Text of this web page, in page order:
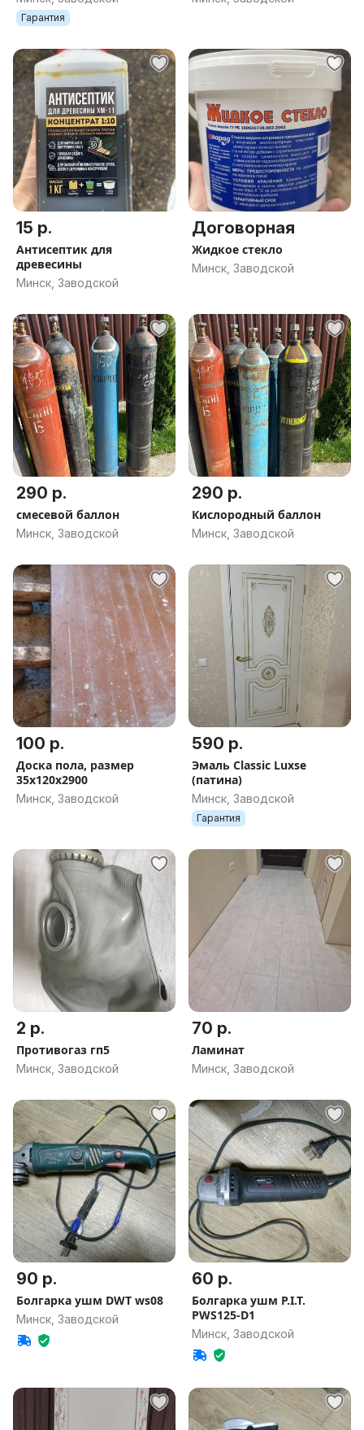
комплект
Гарантия
15 р.
Антисептик для
древесины
Минск, Заводской
Договорная
Жидкое стекло
Минск, Заводской
290 р.
смесевой баллон
Минск, Заводской
290 р.
Кислородный баллон
Минск, Заводской
100 р.
Доска пола, размер
35х120х2900
Минск, Заводской
590 р.
Эмаль Classic Luxse
(патина)
Минск, Заводской
Гарантия
2 р.
Противогаз гп5
Минск, Заводской
70 р.
Ламинат
Минск, Заводской
90 р.
Болгарка ушм DWT ws08
Минск, Заводской
60 р.
Болгарка ушм P.I.T.
PWS125-D1
Минск, Заводской